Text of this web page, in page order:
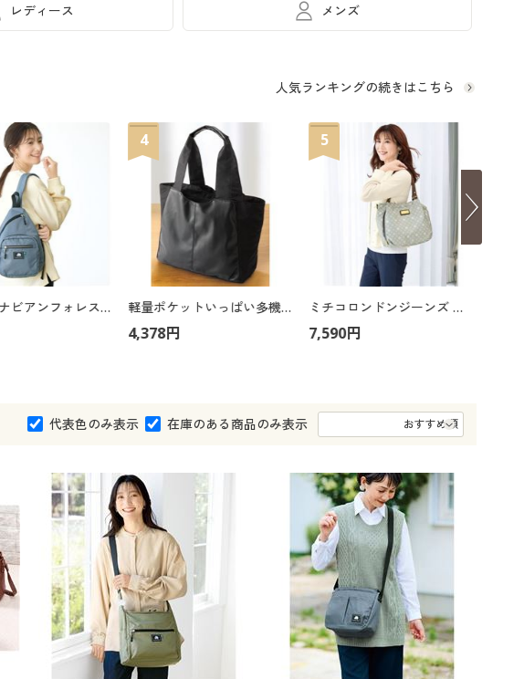
レディース メンズ
人気ランキングの続きはこちら
スカンジナビアンフォレスト 3WAYワンショルダーリュック
4
軽量ポケットいっぱい多機能バッグ
4,378円
5
ミチコロンドンジーンズ モノグラム柄2WAYバッグ
7,590円
代表色のみ表示 在庫のある商品のみ表示